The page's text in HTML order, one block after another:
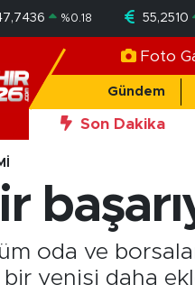
%0.18 55,2510
Foto
Gündem
Son Dakika
oda ve
bir yenisi daha